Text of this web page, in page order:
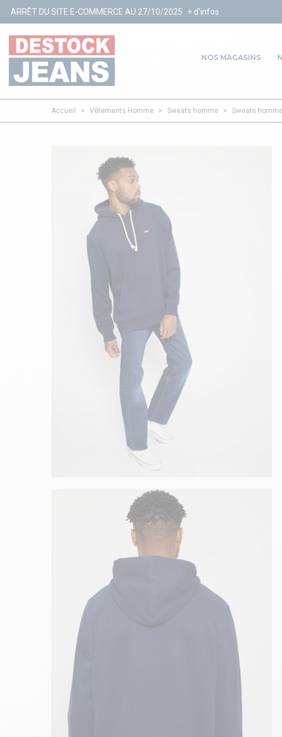
E-COMMERCE AU 27/10/2025 + d'infos
NOS MAGASINS
Accueil > Vêtements Homme > Sweats homme > Sweats